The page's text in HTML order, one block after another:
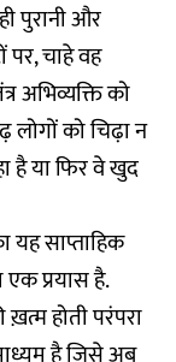
पुरानी और
पर, चाहे वह
अभिव्यक्ति को
लोगों को चिढ़ा न
है या फिर वे खुद
यह साप्ताहिक
प्रयास है.
होती परंपरा